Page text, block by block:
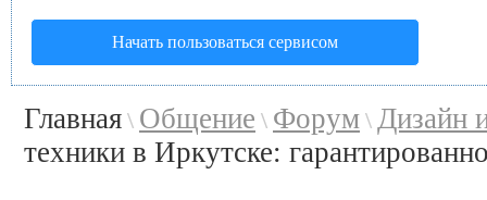
Начать пользоваться сервисом
Главная \ Общение \ Форум \ Дизайн
техники в Иркутске: